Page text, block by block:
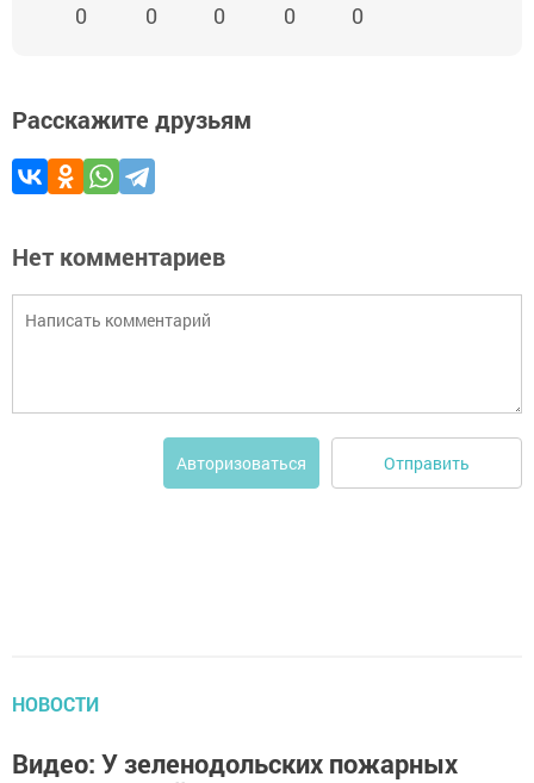
0 0 0 0 0
Расскажите друзьям
Нет комментариев
Авторизоваться Отправить
НОВОСТИ
Видео: У зеленодольских пожарных